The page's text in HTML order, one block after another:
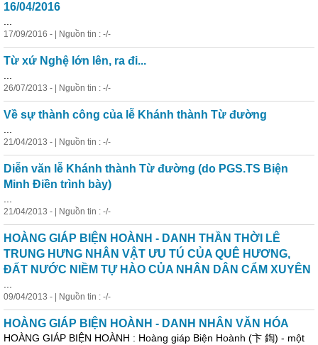
16/04/2016
17/09/2016 - | Nguồn tin : -/-
Từ xứ Nghệ lớn lên, ra đi...
26/07/2013 - | Nguồn tin : -/-
Về sự thành công của lễ Khánh thành Từ đường
21/04/2013 - | Nguồn tin : -/-
Diễn văn lễ Khánh thành Từ đường (do PGS.TS Biện
Minh Điền trình bày)
21/04/2013 - | Nguồn tin : -/-
HOÀNG GIÁP BIỆN HOÀNH - DANH THẦN THỜI LÊ
TRUNG HƯNG NHÂN VẬT ƯU TÚ CỦA QUÊ HƯƠNG,
ĐẤT NƯỚC NIỀM TỰ HÀO CỦA NHÂN DÂN CẨM XUYÊN
09/04/2013 - | Nguồn tin : -/-
HOÀNG GIÁP BIỆN HOÀNH - DANH NHÂN VĂN HÓA
HOÀNG GIÁP BIỆN HOÀNH : Hoàng giáp Biện Hoành (卞 鍧) - một